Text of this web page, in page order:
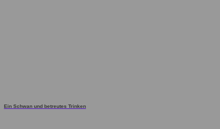
Ein Schwan und betreutes Trinken